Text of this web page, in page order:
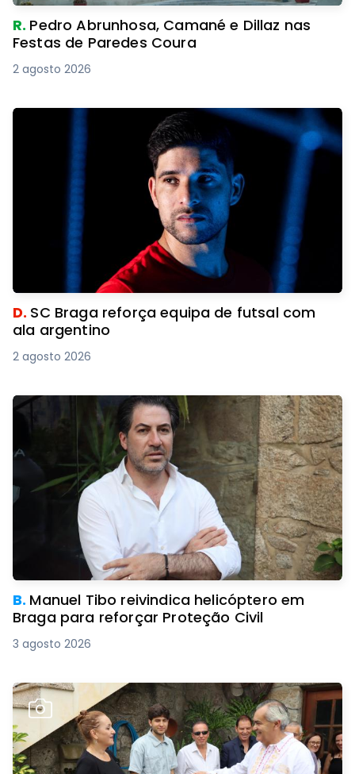
R. Pedro Abrunhosa, Camané e Dillaz nas
Festas de Paredes Coura
2 agosto 2026
D. SC Braga reforça equipa de futsal com
ala argentino
2 agosto 2026
B. Manuel Tibo reivindica helicóptero em
Braga para reforçar Proteção Civil
3 agosto 2026